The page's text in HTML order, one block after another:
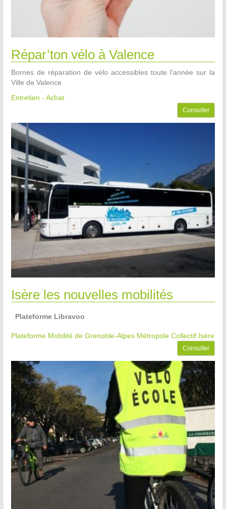
Répar’ton vélo à Valence
Bornes de réparation de vélo accessibles toute l’année sur la
Ville de Valence
Entretien - Achat
Consulter
Isère les nouvelles mobilités
Plateforme Libravoo
Plateforme Mobilité de Grenoble-Alpes Métropole Collectif Isère
Consulter